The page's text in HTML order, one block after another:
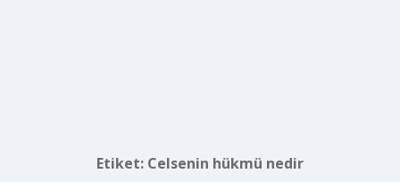
Etiket: Celsenin hükmü nedir